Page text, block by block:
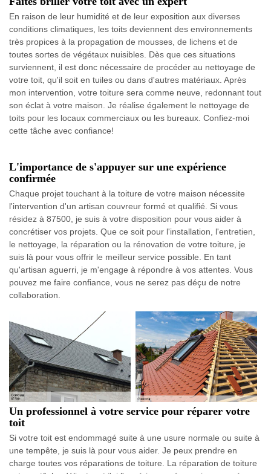
En raison de leur humidité et de leur exposition aux diverses
conditions climatiques, les toits deviennent des environnements
très propices à la propagation de mousses, de lichens et de
toutes sortes de végétaux nuisibles. Dès que ces situations
surviennent, il est donc nécessaire de procéder au nettoyage de
votre toit, qu'il soit en tuiles ou dans d'autres matériaux. Après
mon intervention, votre toiture sera comme neuve, redonnant tout
son éclat à votre maison. Je réalise également le nettoyage de
toits pour les locaux commerciaux ou les bureaux. Confiez-moi
cette tâche avec confiance!
L'importance de s'appuyer sur une expérience
confirmée
Chaque projet touchant à la toiture de votre maison nécessite
l'intervention d'un artisan couvreur formé et qualifié. Si vous
résidez à 87500, je suis à votre disposition pour vous aider à
concrétiser vos projets. Que ce soit pour l'installation, l'entretien,
le nettoyage, la réparation ou la rénovation de votre toiture, je
suis là pour vous offrir le meilleur service possible. En tant
qu'artisan aguerri, je m'engage à répondre à vos attentes. Vous
pouvez me faire confiance, vous ne serez pas déçu de notre
collaboration.
Un professionnel à votre service pour réparer votre
toit
Si votre toit est endommagé suite à une usure normale ou suite à
une tempête, je suis là pour vous aider. Je peux prendre en
charge toutes vos réparations de toiture. La réparation de toiture